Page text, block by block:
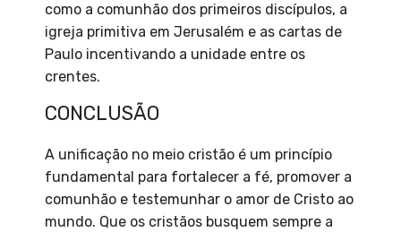
como a comunhão dos primeiros discípulos, a
igreja primitiva em Jerusalém e as cartas de
Paulo incentivando a unidade entre os
crentes.
CONCLUSÃO
A unificação no meio cristão é um princípio
fundamental para fortalecer a fé, promover a
comunhão e testemunhar o amor de Cristo ao
mundo. Que os cristãos busquem sempre a